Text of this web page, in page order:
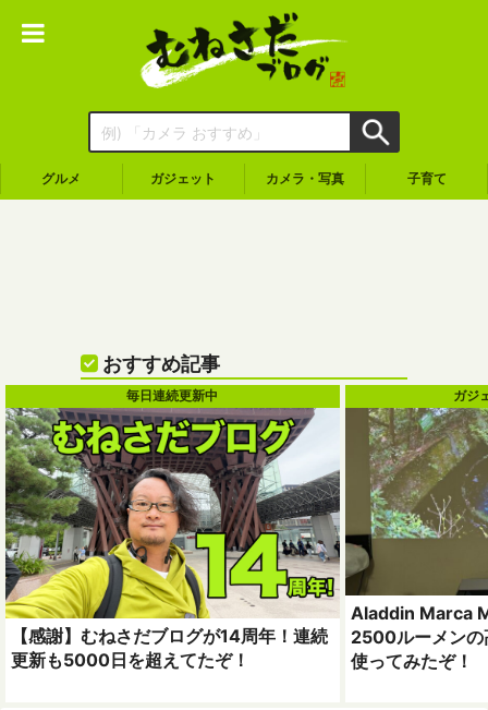
グルメ ガジェット カメラ・写真 子育て
おすすめ記事
毎日連続更新中
【感謝】むねさだブログが14周年！連続
更新も5000日を超えてたぞ！
ガジ
Aladdin Marca
2500ルーメンの
使ってみたぞ！